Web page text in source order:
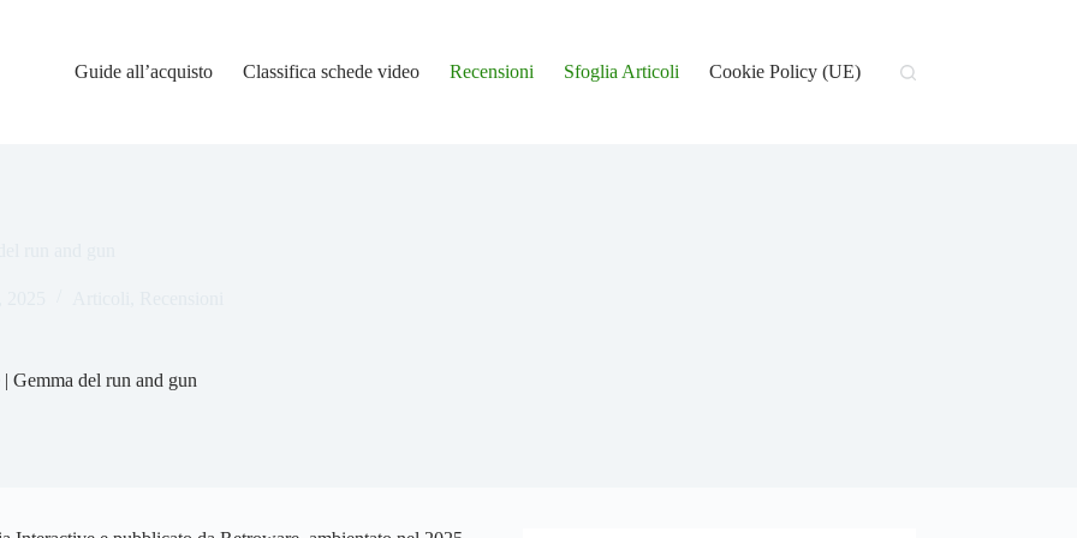
Guide all’acquisto
Classifica schede video Recensioni Sfoglia Articoli Cookie Policy (UE)
Gemma del run and gun